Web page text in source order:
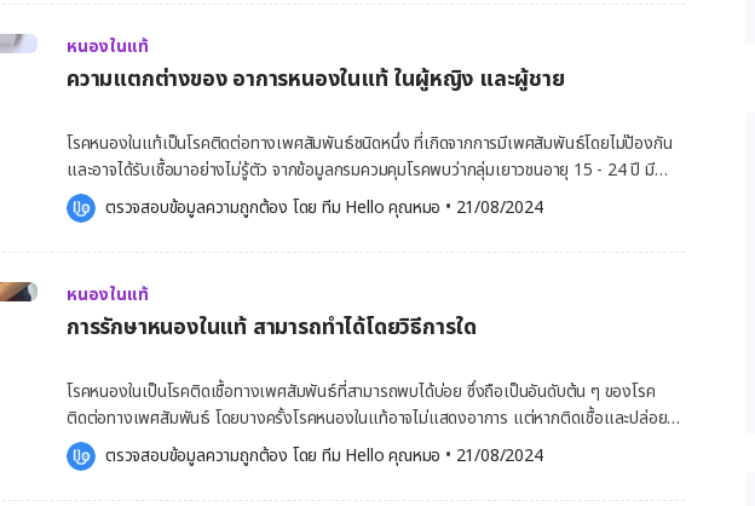
ปรสิตจะมีการส่งผ่านจากผู้ที่ติดเชื้อไปยังผู้ที่ไม่ติดเชื้อระหว่างมีเพศสัมพันธ์ ในผู้หญิงส่วนของ
ร่างกายที่ติดเชื้อบ่อยที่สุดคือบริเวณอวัยวะเพศช่วงล่าง ช่องคลอด ปากมดลูก หรือท่อปัสสาวะ ใน
เพศสัมพันธ์ ปรสิตจะแพร่กระจายจากองคชาตไปยังช่องคลอด หรือจากช่องคลอดไปยังองคชาติ
นอกจากนี้เชื้อยังสามารถแพร่กระจายไปยังส่วนอื่น ๆ ของร่างกายได้ เช่น มือ ปาก หรือทวารหนัก
และบางคนอาจแสดงอาการหรือไม่แสดงอาการอาจขึ้นอยู่กับ อายุและสุขภาพโดยรวมของผู้ติดเชื้อ
ด้วย การรักษาโรคพยาธิในช่องคลอด การรักษาโรคพยาธิในช่องคลอดสามารถทำได้ด้วยการให้ยา
รักษาอาการติดเชื้อต่าง ๆ ตัวยาจะเข้าไปหยุดการเจริญเติบโตของแบทีเรียและปรสิตบางชนิด ผล
ข้างเคียง วิงเวียนศีรษะ ปวดหัว ท้องเสีย คลื่นไส้ อาเจียน ไม่รู้สึกหิวน้ำ ท้องผูก อาจส่งผลให้
ของการติดเชื้อในช่องคลอด นอกจากนี้ยังใช้ในการรักษาโรคติดเชื้อปรสิตบางชนิด […]
หนองในแท้
ความแตกต่างของ อาการหนองในแท้ ในผู้หญิง และผู้ชาย
โรคหนองในแท้เป็นโรคติดต่อทางเพศสัมพันธ์ชนิดหนึ่ง ที่เกิดจากการมีเพศสัมพันธ์โดยไม่ป้องกัน
และอาจได้รับเชื้อมาอย่างไม่รู้ตัว จากข้อมูลกรมควมคุมโรคพบว่ากลุ่มเยาวชนอายุ 15 - 24 ปี มี
อัตราป่วยด้วยโรคติดต่อทางเพศสัมพันธ์ โดยอัตราป่วยเป็นโรคหนองในสูงถึง 69.7 คนต่อ
ประชากรแสนคน โดย อาการหนองในแท้ ในผู้หญิง และผู้ชายมีความแตกต่างกัน [embed-
health-tool-ovulation] โรคหนองในแท้ คืออะไร โรคหนองในแท้ (Gonorrhea) คือ การติดเชื้อ
ช่องคลอด และเป็นโรคติดต่อทางเพศสัมพันธ์ที่สามารถเกิดขึ้นได้ทั้งในเพศชาย และเพศหญิง โดย
โรคหนองในแท้ส่วนใหญ่จะเกิดขึ้นที่อวัยวะเพศ ท่อปัสสาวะ ทวารหนัก ลำคอ และในผู้หญิงสามารถ
ด้วย อาการหนองในแท้ อาการของโรคหนองในมักเกิดขึ้นภายในประมาณ 2 สัปดาห์หลังจากติดเชื้อ
หรือบางครั้งอาจจะไม่ปรากฏอาการใด ๆ จนกระทั่งหลายเดือน โดยอาการหนองในแท้ในผู้หญิงและ
ผู้ชาย มีความแตกต่างกัน ได้แก่ อาการหนองในแท้ ในผู้หญิง อาการที่ปรากฏในเพศหญิง มีดังนี้
ปัสสาวะแล้วรู้สึกเจ็บหรือแสบ ตกขาวมีกลิ่นเหม็น มีหนองหรือมูกปนหนอง รวมไปถึงตกขาวผิดปกติ
ตรวจสอบข้อมูลความถูกต้อง โดย ทีม Hello คุณหมอ • 21/08/2024
หนองในแท้
การรักษาหนองในแท้ สามารถทำได้โดยวิธีการใด
โรคหนองในเป็นโรคติดเชื้อทางเพศสัมพันธ์ที่สามารถพบได้บ่อย ซึ่งถือเป็นอันดับต้น ๆ ของโรค
ติดต่อทางเพศสัมพันธ์ โดยบางครั้งโรคหนองในแท้อาจไม่แสดงอาการ แต่หากติดเชื้อและปล่อย
ทิ้งไว้โดยไม่มีการรักษาอาจทำให้เกิดภาวะแทรกซ้อนอื่น ๆ ที่ตามมาได้ ดังนั้นการตรวจคัดกรองอย่าง
เป็นประจำอาจช่วยบรรเทาความรุนแรง และหากตรวจพบเชื้ออาจมีวิธี การรักษาหนองในแท้ ที่
สามารถทำให้อาการดีขึ้นได้ [embed-health-tool-bmi] วิธีการวินิจฉัยโรคหนองในแท้ การ
ตรวจสอบข้อมูลความถูกต้อง โดย ทีม Hello คุณหมอ • 21/08/2024